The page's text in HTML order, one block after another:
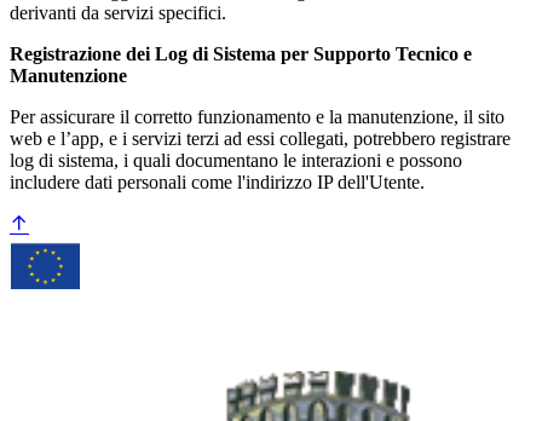
derivanti da servizi specifici.
Registrazione dei Log di Sistema per Supporto Tecnico e
Manutenzione
Per assicurare il corretto funzionamento e la manutenzione, il sito
web e l’app, e i servizi terzi ad essi collegati, potrebbero registrare
log di sistema, i quali documentano le interazioni e possono
includere dati personali come l'indirizzo IP dell'Utente.